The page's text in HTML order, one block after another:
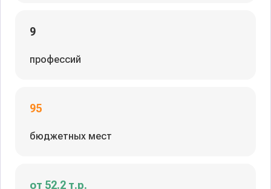
9
профессий
95
бюджетных мест
от 52.2 т.р.